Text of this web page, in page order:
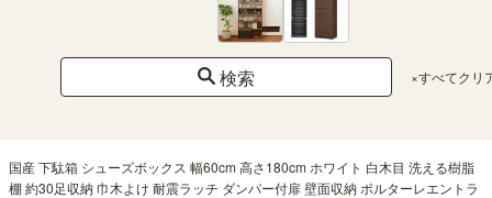
検索 ×すべてクリ
国産 下駄箱 シューズボックス 幅60cm 高さ180cm ホワイト 白木目 洗える樹脂
棚 約30足収納 巾木よけ 耐震ラッチ ダンパー付扉 壁面収納 ポルターレエントラ